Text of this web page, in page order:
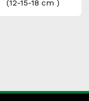
(12-15-18 cm )